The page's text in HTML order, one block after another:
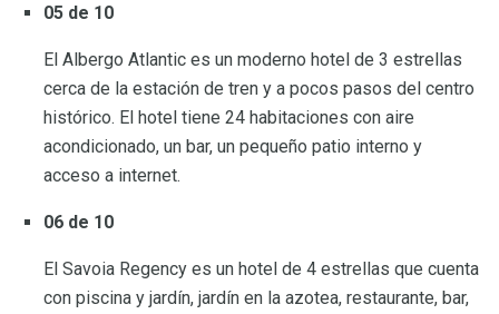
05 de 10
El Albergo Atlantic es un moderno hotel de 3 estrellas
cerca de la estación de tren y a pocos pasos del centro
histórico. El hotel tiene 24 habitaciones con aire
acondicionado, un bar, un pequeño patio interno y
acceso a internet.
06 de 10
El Savoia Regency es un hotel de 4 estrellas que cuenta
con piscina y jardín, jardín en la azotea, restaurante, bar,